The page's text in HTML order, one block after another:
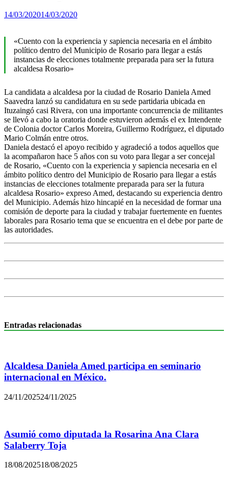
14/03/202014/03/2020
«Cuento con la experiencia y sapiencia necesaria en el ámbito
político dentro del Municipio de Rosario para llegar a estás
instancias de elecciones totalmente preparada para ser la futura
alcaldesa Rosario»
La candidata a alcaldesa por la ciudad de Rosario Daniela Amed
Saavedra lanzó su candidatura en su sede partidaria ubicada en
Ituzaingó casi Rivera, con una importante concurrencia de militantes
se llevó a cabo la oratoria donde estuvieron además el ex Intendente
de Colonia doctor Carlos Moreira, Guillermo Rodríguez, el diputado
Mario Colmán entre otros.
Daniela destacó el apoyo recibido y agradeció a todos aquellos que
la acompañaron hace 5 años con su voto para llegar a ser concejal
de Rosario, «Cuento con la experiencia y sapiencia necesaria en el
ámbito político dentro del Municipio de Rosario para llegar a estás
instancias de elecciones totalmente preparada para ser la futura
alcaldesa Rosario» expreso Amed, destacando su experiencia dentro
del Municipio. Además hizo hincapié en la necesidad de formar una
comisión de deporte para la ciudad y trabajar fuertemente en fuentes
laborales para Rosario tema que se encuentra en el debe por parte de
las autoridades.
Entradas relacionadas
Alcaldesa Daniela Amed participa en seminario
internacional en México.
24/11/202524/11/2025
Asumió como diputada la Rosarina Ana Clara
Salaberry Toja
18/08/202518/08/2025